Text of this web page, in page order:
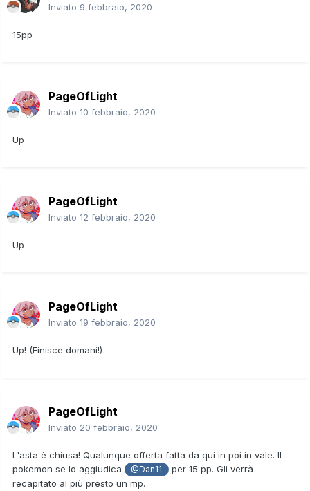
Inviato 9 febbraio, 2020
15pp
PageOfLight
Inviato 10 febbraio, 2020
Up
PageOfLight
Inviato 12 febbraio, 2020
Up
PageOfLight
Inviato 19 febbraio, 2020
Up! (Finisce domani!)
PageOfLight
Inviato 20 febbraio, 2020
L'asta è chiusa! Qualunque offerta fatta da qui in poi in vale. Il
pokemon se lo aggiudica
@Dan11
per 15 pp. Gli verrà
recapitato al più presto un mp.